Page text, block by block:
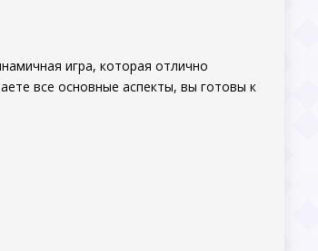
игра, которая отлично
все основные аспекты, вы готовы к